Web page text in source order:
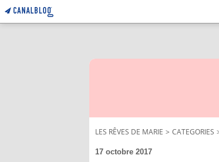
LES RÊVES DE MARIE > CATEGORIES
17 octobre 2017